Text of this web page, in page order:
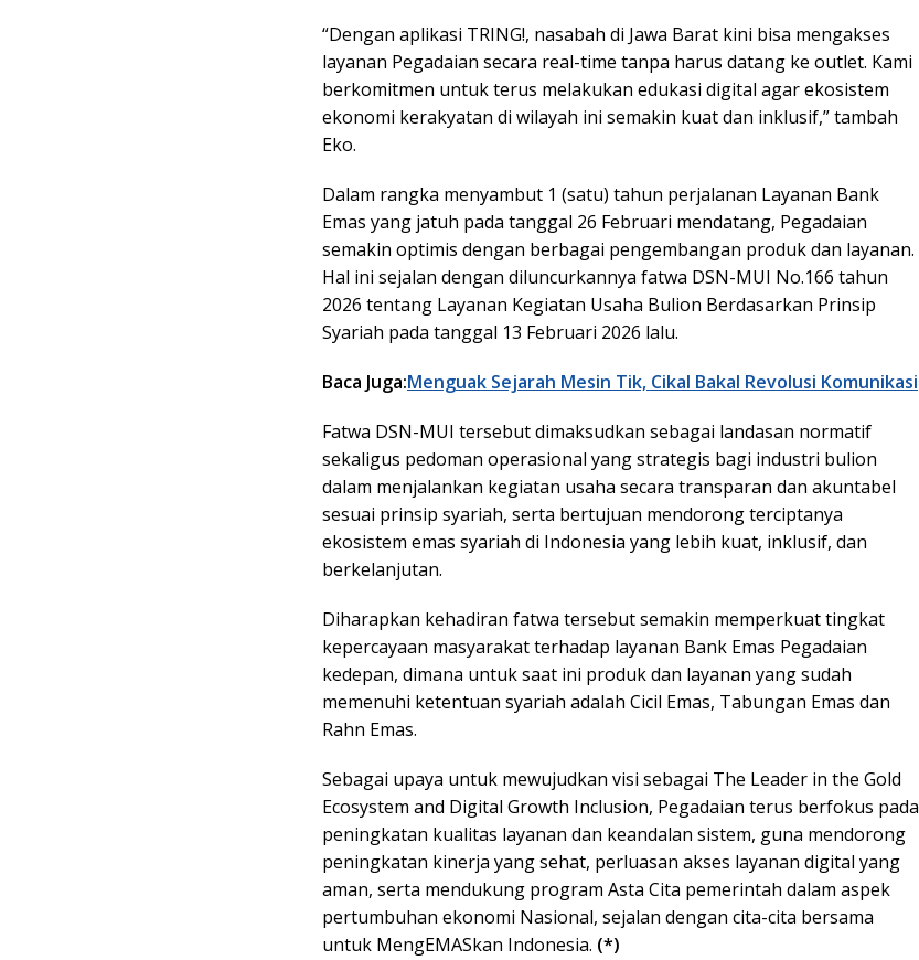
“Dengan aplikasi TRING!, nasabah di Jawa Barat kini bisa mengakses
layanan Pegadaian secara real-time tanpa harus datang ke outlet. Kami
berkomitmen untuk terus melakukan edukasi digital agar ekosistem
ekonomi kerakyatan di wilayah ini semakin kuat dan inklusif,” tambah
Eko.
Dalam rangka menyambut 1 (satu) tahun perjalanan Layanan Bank
Emas yang jatuh pada tanggal 26 Februari mendatang, Pegadaian
semakin optimis dengan berbagai pengembangan produk dan layanan.
Hal ini sejalan dengan diluncurkannya fatwa DSN-MUI No.166 tahun
2026 tentang Layanan Kegiatan Usaha Bulion Berdasarkan Prinsip
Syariah pada tanggal 13 Februari 2026 lalu.
Baca Juga:Menguak Sejarah Mesin Tik, Cikal Bakal Revolusi Komunikasi
Fatwa DSN-MUI tersebut dimaksudkan sebagai landasan normatif
sekaligus pedoman operasional yang strategis bagi industri bulion
dalam menjalankan kegiatan usaha secara transparan dan akuntabel
sesuai prinsip syariah, serta bertujuan mendorong terciptanya
ekosistem emas syariah di Indonesia yang lebih kuat, inklusif, dan
berkelanjutan.
Diharapkan kehadiran fatwa tersebut semakin memperkuat tingkat
kepercayaan masyarakat terhadap layanan Bank Emas Pegadaian
kedepan, dimana untuk saat ini produk dan layanan yang sudah
memenuhi ketentuan syariah adalah Cicil Emas, Tabungan Emas dan
Rahn Emas.
Sebagai upaya untuk mewujudkan visi sebagai The Leader in the Gold
Ecosystem and Digital Growth Inclusion, Pegadaian terus berfokus pada
peningkatan kualitas layanan dan keandalan sistem, guna mendorong
peningkatan kinerja yang sehat, perluasan akses layanan digital yang
aman, serta mendukung program Asta Cita pemerintah dalam aspek
pertumbuhan ekonomi Nasional, sejalan dengan cita-cita bersama
untuk MengEMASkan Indonesia. (*)